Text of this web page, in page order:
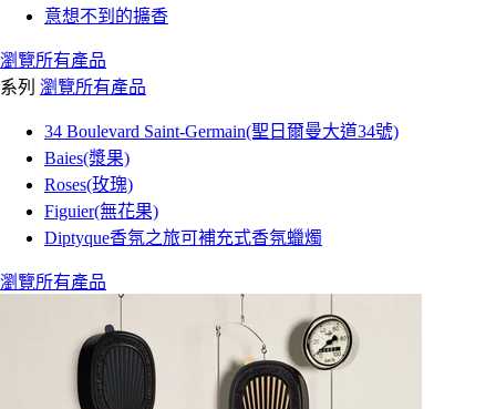
意想不到的擴香
瀏覽所有產品
系列 瀏覽所有產品
34 Boulevard Saint-Germain(聖日爾曼大道34號)
Baies(漿果)
Roses(玫瑰)
Figuier(無花果)
Diptyque香氛之旅可補充式香氛蠟燭
瀏覽所有產品